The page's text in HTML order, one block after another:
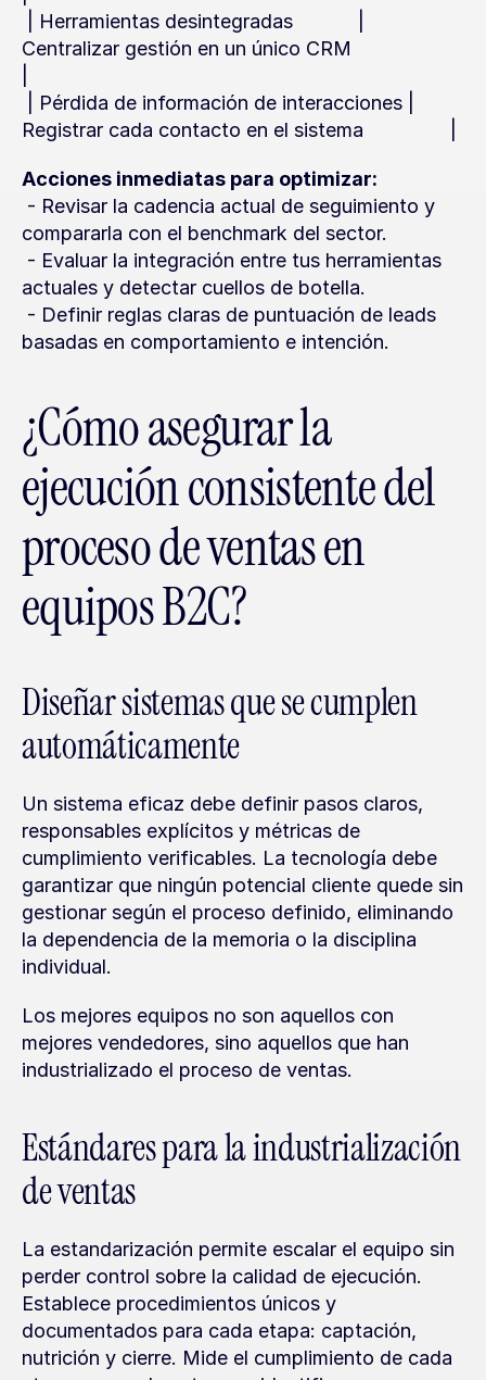
Centralizar gestión en un único CRM
Registrar cada contacto en el sistema                |
Acciones inmediatas para optimizar:
compararla con el benchmark del sector.
actuales y detectar cuellos de botella.
basadas en comportamiento e intención.
¿Cómo asegurar la
ejecución consistente del
proceso de ventas en
equipos B2C?
Diseñar sistemas que se cumplen
automáticamente
Un sistema eficaz debe definir pasos claros,
responsables explícitos y métricas de
cumplimiento verificables. La tecnología debe
garantizar que ningún potencial cliente quede sin
gestionar según el proceso definido, eliminando
la dependencia de la memoria o la disciplina
individual.
Los mejores equipos no son aquellos con
mejores vendedores, sino aquellos que han
industrializado el proceso de ventas.
Estándares para la industrialización
de ventas
La estandarización permite escalar el equipo sin
perder control sobre la calidad de ejecución.
Establece procedimientos únicos y
documentados para cada etapa: captación,
nutrición y cierre. Mide el cumplimiento de cada